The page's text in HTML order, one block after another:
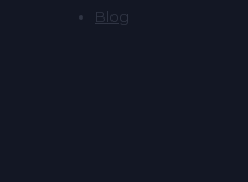
Blog